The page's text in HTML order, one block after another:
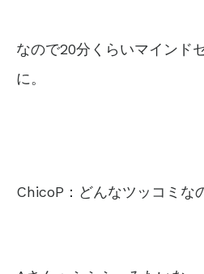
なので20分くらいマインド
に。
ChicoP：どんなツッコミな